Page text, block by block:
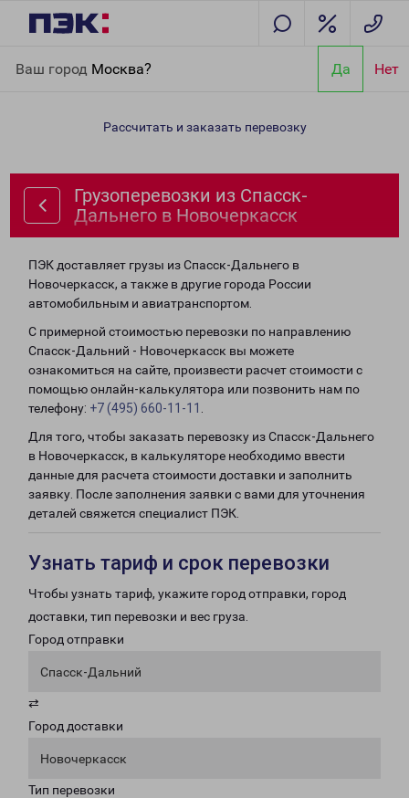
Ваш город Москва? Да Нет
Новочеркасск
Рассчитать и заказать перевозку
Грузоперевозки из Спасск-
Дальнего в Новочеркасск
ПЭК доставляет грузы из Спасск-Дальнего в
Новочеркасск, а также в другие города России
автомобильным и авиатранспортом.
С примерной стоимостью перевозки по направлению
Спасск-Дальний - Новочеркасск вы можете
ознакомиться на сайте, произвести расчет стоимости с
помощью онлайн-калькулятора или позвонить нам по
телефону: +7 (495) 660-11-11
Для того, чтобы заказать перевозку из Спасск-Дальнего
в Новочеркасск, в калькуляторе необходимо ввести
данные для расчета стоимости доставки и заполнить
заявку. После заполнения заявки с вами для уточнения
деталей свяжется специалист ПЭК.
Узнать тариф и срок перевозки
Чтобы узнать тариф, укажите город отправки, город
доставки, тип перевозки и вес груза.
Город отправки
Спасск-Дальний
⇄
Город доставки
Новочеркасск
Тип перевозки